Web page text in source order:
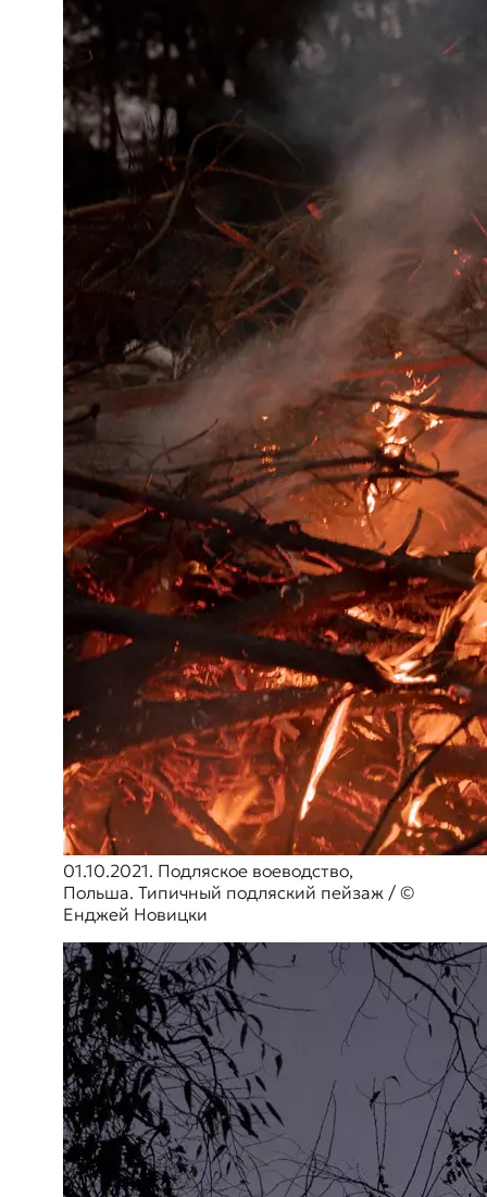
01.10.2021. Подляское воеводство,
Польша. Типичный подляский пейзаж / ©
Енджей Новицки